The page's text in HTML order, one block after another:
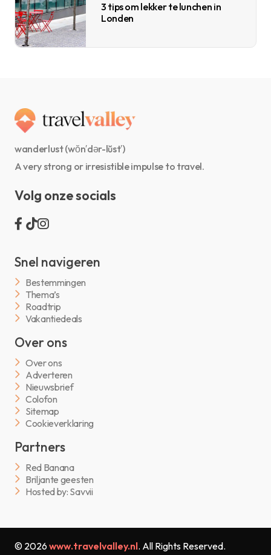
3 tips om lekker te lunchen in
Londen
wanderlust (wŏn′dər-lŭst′)
A very strong or irresistible impulse to travel.
Volg onze socials
Snel navigeren
Bestemmingen
Thema’s
Roadtrip
Vakantiedeals
Over ons
Over ons
Adverteren
Nieuwsbrief
Colofon
Sitemap
Cookieverklaring
Partners
Red Banana
Briljante geesten
Hosted by: Savvii
© 2026 www.travelvalley.nl. All Rights Reserved.